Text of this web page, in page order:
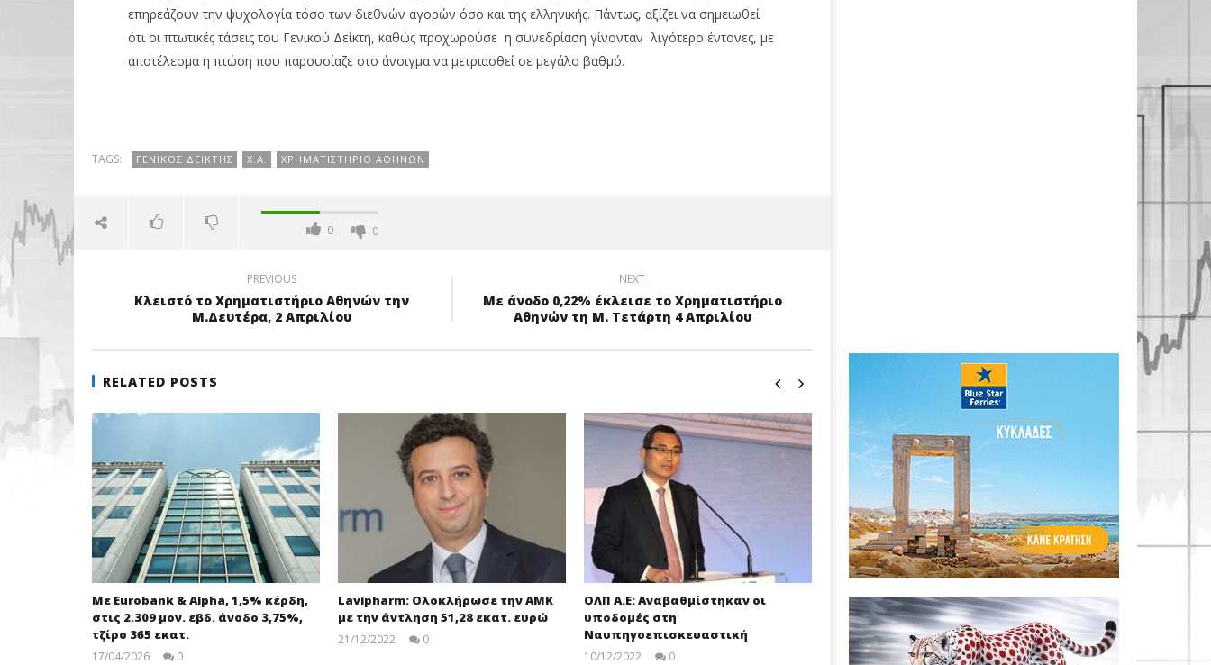
επηρεάζουν την ψυχολογία τόσο των διεθνών αγορών όσο και της ελληνικής. Πάντως, αξίζει να σημειωθεί
ότι οι πτωτικές τάσεις του Γενικού Δείκτη, καθώς προχωρούσε η συνεδρίαση γίνονταν λιγότερο έντονες, με
αποτέλεσμα η πτώση που παρουσίαζε στο άνοιγμα να μετριασθεί σε μεγάλο βαθμό.
TAGS: ΓΕΝΙΚΌΣ ΔΕΊΚΤΗΣ Χ.Α. ΧΡΗΜΑΤΙΣΤΉΡΙΟ ΑΘΗΝΏΝ
0 0
PREVIOUS
Κλειστό το Χρηματιστήριο Αθηνών την
Μ.Δευτέρα, 2 Απριλίου
NEXT
Με άνοδο 0,22% έκλεισε το Χρηματιστήριο
Αθηνών τη Μ. Τετάρτη 4 Απριλίου
RELATED POSTS
Με Eurobank & Alpha, 1,5% κέρδη,
στις 2.309 μον. εβδ. άνοδο 3,75%,
τζίρο 365 εκατ.
17/04/2026
0
Lavipharm: Ολοκλήρωσε την ΑΜΚ
με την άντληση 51,28 εκατ. ευρώ
21/12/2022
0
ΟΛΠ Α.Ε: Αναβαθμίστηκαν οι
υποδομές στη
Ναυπηγοεπισκευαστική
10/12/2022
0